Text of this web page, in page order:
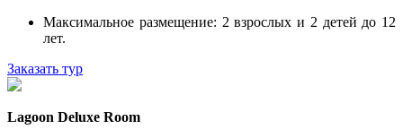
Максимальное размещение: 2 взрослых и 2 детей до 12
лет.
Заказать тур
Lagoon Deluxe Room